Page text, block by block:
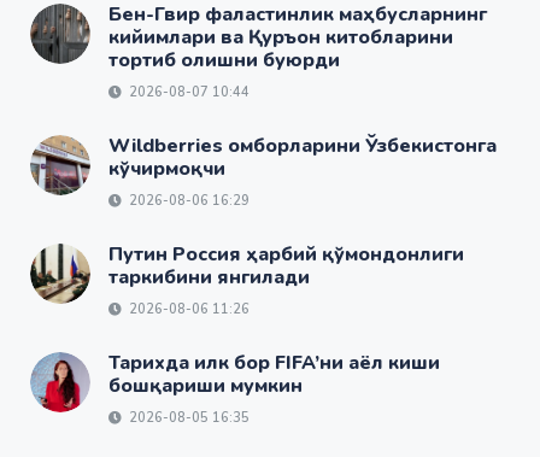
Бен-Гвир фаластинлик маҳбусларнинг
кийимлари ва Қуръон китобларини
тортиб олишни буюрди
2026-08-07 10:44
Wildberries омборларини Ўзбекистонга
кўчирмоқчи
2026-08-06 16:29
Путин Россия ҳарбий қўмондонлиги
таркибини янгилади
2026-08-06 11:26
Тарихда илк бор FIFA’ни аёл киши
бошқариши мумкин
2026-08-05 16:35